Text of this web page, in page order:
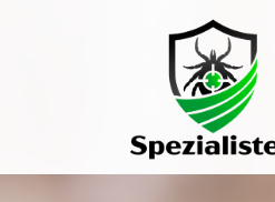
Navigation